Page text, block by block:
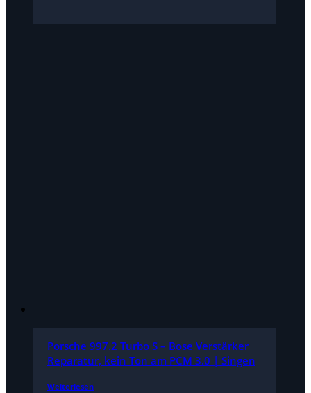
Porsche 997.2 Turbo S – Bose Verstärker
Reparatur, kein Ton am PCM 3.0 | Singen
Weiterlesen